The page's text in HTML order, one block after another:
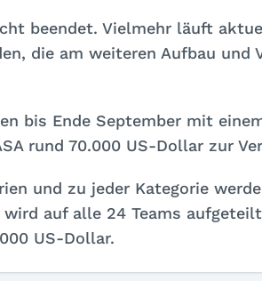
beendet. Vielmehr läuft
die am weiteren Aufbau und
bis Ende September mit
rund 70.000 US-Dollar zur
und zu jeder Kategorie
auf alle 24 Teams
US-Dollar.